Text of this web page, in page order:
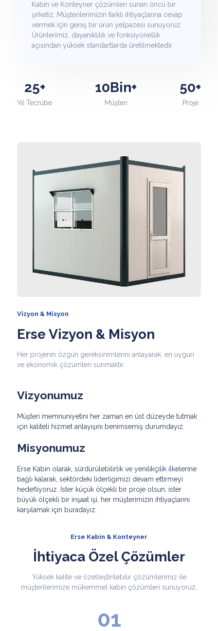
Kabin ve Konteyner çözümleri sunan öncü bir
şirketiz. Müşterilerimizin farklı ihtiyaçlarına cevap
vermek için geniş bir ürün yelpazesi sunuyoruz.
Ürünlerimiz, dayanıklılık ve fonksiyonellik
açısından yüksek standartlarda üretilmektedir.
25+
Yıl Tecrübe
10Bin+
Müşteri
50+
Proje
Vizyon & Misyon
Erse Vizyon & Misyon
Her projenin özgün gereksinimlerini anlayarak, en uygun
ve ekonomik çözümleri sunmaktır.
Vizyonumuz
Müşteri memnuniyetini her zaman en üst düzeyde tutmak
için kaliteli hizmet anlayışını benimsemiş durumdayız.
Misyonumuz
Erse Kabin olarak, sürdürülebilirlik ve yenilikçilik ilkelerine
bağlı kalarak, sektördeki liderliğimizi devam ettirmeyi
hedefliyoruz. İster küçük ölçekli bir proje olsun, ister
büyük ölçekli bir inşaat işi, her müşterimizin ihtiyaçlarını
karşılamak için buradayız.
Erse Kabin & Konteyner
İhtiyaca Özel Çözümler
Yüksek kalite ve özelleştirilebilir çözümlerimiz ile
müşterilerimize mükemmel kabin çözümleri sunuyoruz.
01